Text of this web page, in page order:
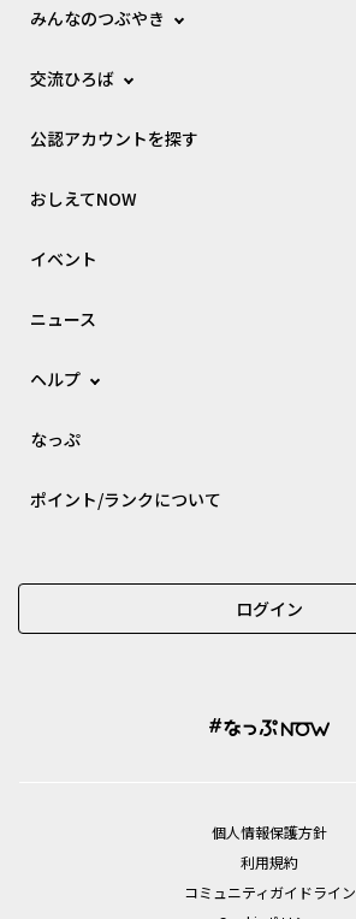
みんなのつぶやき
交流ひろば
公認アカウントを探す
おしえてNOW
イベント
ニュース
ヘルプ
なっぷ
ポイント/ランクについて
ログイン
個⼈情報保護⽅針
利用規約
コミュニティガイドライン